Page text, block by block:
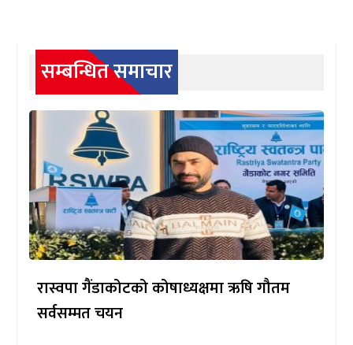
सम्बन्धित समाचार
रास्वपा गैंडाकोटको कोषाध्यक्षमा ऋषि गौतम
सर्वसम्मत चयन